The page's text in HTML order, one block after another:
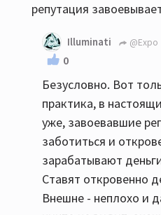
репутация
Illuminati @Expo
0
Безусловно. Вот
практика, в
уже, завоевавшие
заботиться и
зарабатывают
Ставят откровенно
Внешне - неплохо и